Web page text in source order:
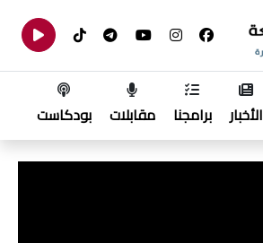
الأخبار برامجنا مقابلات بودكاست